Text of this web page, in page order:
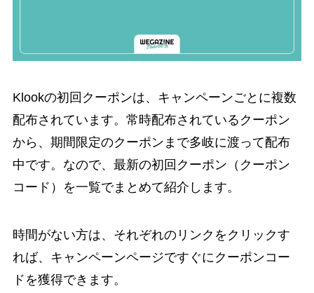
Klookの初回クーポンは、キャンペーンごとに複数
配布されています。常時配布されているクーポン
から、期間限定のクーポンまで多岐に渡って配布
中です。なので、最新の初回クーポン（クーポン
コード）を一覧でまとめて紹介します。
時間がない方は、それぞれのリンクをクリックす
れば、キャンペーンページですぐにクーポンコー
ドを獲得できます。